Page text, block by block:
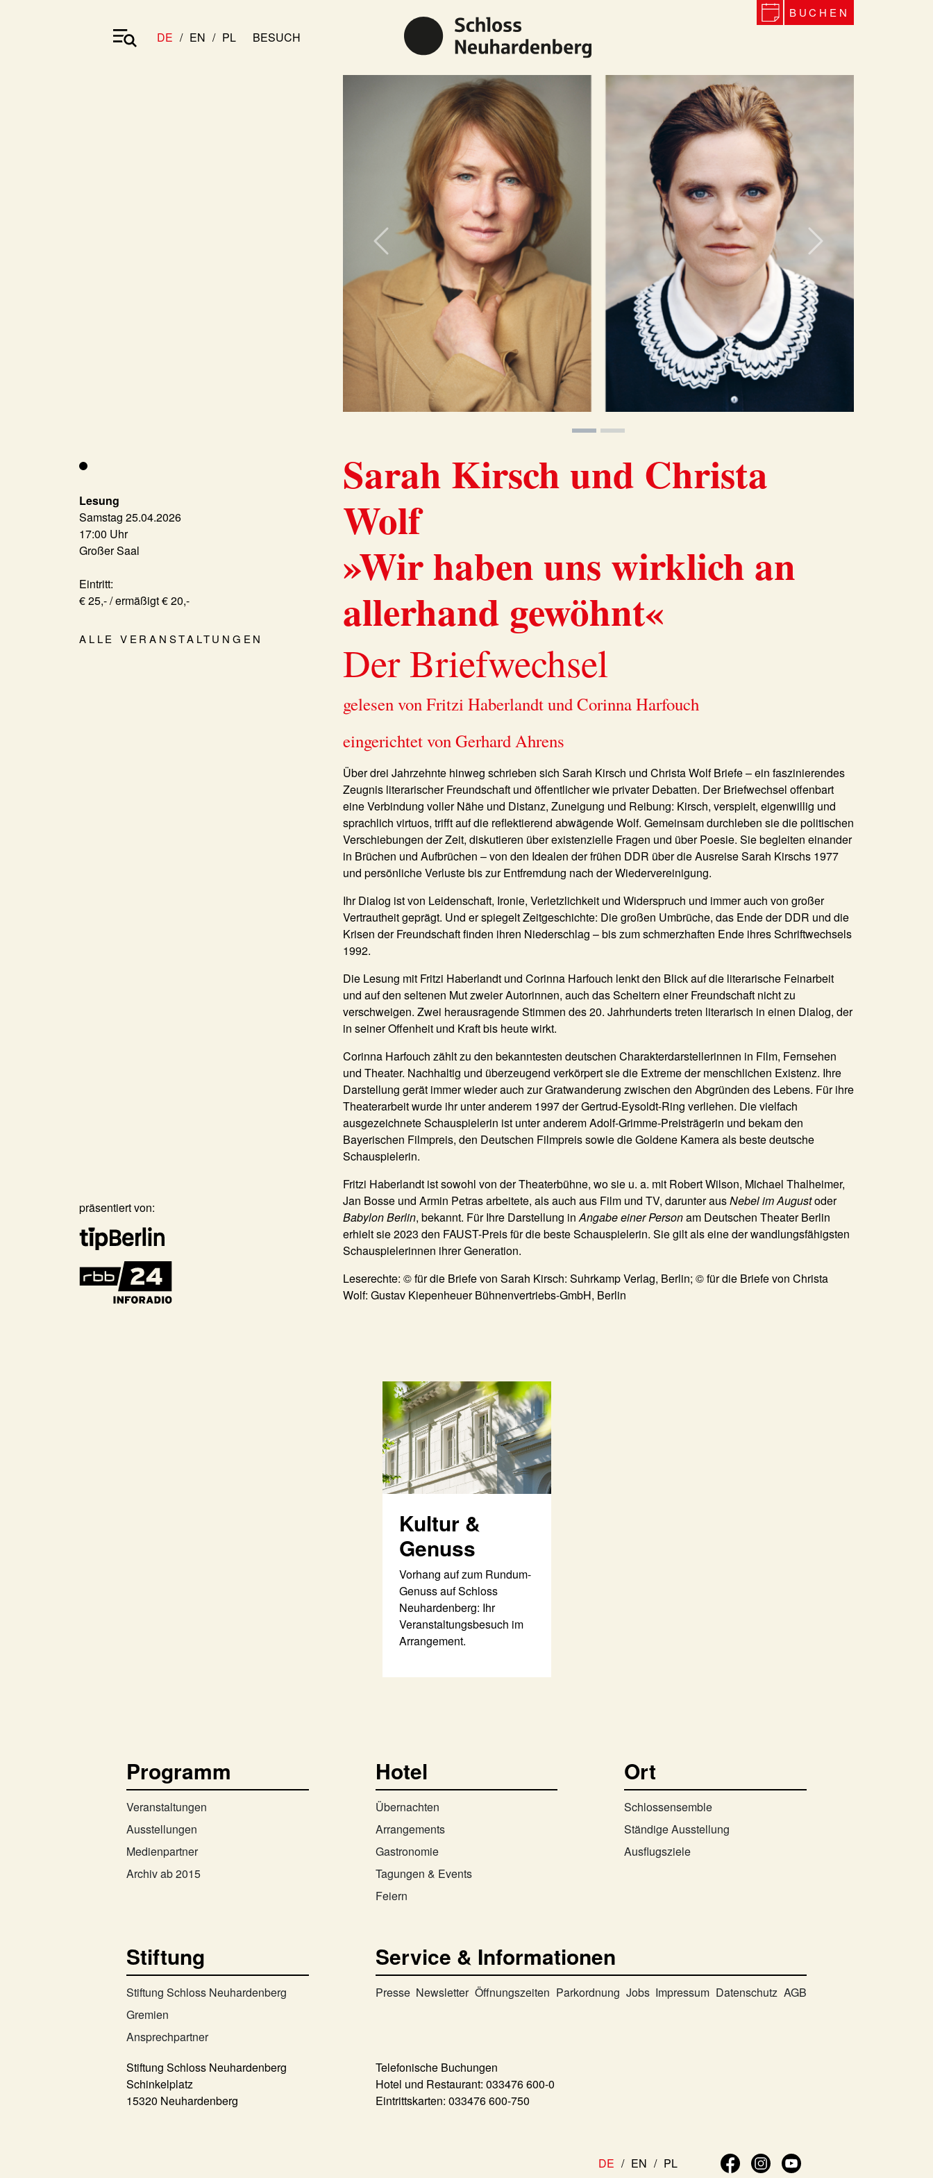
DE EN PL BESUCH
BUCHEN
Previous Next
Lesung
Samstag 25.04.2026
17:00 Uhr
Großer Saal
Eintritt:
€ 25,- / ermäßigt € 20,-
ALLE VERANSTALTUNGEN
präsentiert von:
Sarah Kirsch und Christa
Wolf
»Wir haben uns wirklich an
allerhand gewöhnt«
Der Briefwechsel
gelesen von Fritzi Haberlandt und Corinna Harfouch
eingerichtet von Gerhard Ahrens
Über drei Jahrzehnte hinweg schrieben sich Sarah Kirsch und Christa Wolf Briefe – ein faszinierendes
Zeugnis literarischer Freundschaft und öffentlicher wie privater Debatten. Der Briefwechsel offenbart
eine Verbindung voller Nähe und Distanz, Zuneigung und Reibung: Kirsch, verspielt, eigenwillig und
sprachlich virtuos, trifft auf die reflektierend abwägende Wolf. Gemeinsam durchleben sie die politischen
Verschiebungen der Zeit, diskutieren über existenzielle Fragen und über Poesie. Sie begleiten einander
in Brüchen und Aufbrüchen – von den Idealen der frühen DDR über die Ausreise Sarah Kirschs 1977
und persönliche Verluste bis zur Entfremdung nach der Wiedervereinigung.
Ihr Dialog ist von Leidenschaft, Ironie, Verletzlichkeit und Widerspruch und immer auch von großer
Vertrautheit geprägt. Und er spiegelt Zeitgeschichte: Die großen Umbrüche, das Ende der DDR und die
Krisen der Freundschaft finden ihren Niederschlag – bis zum schmerzhaften Ende ihres Schriftwechsels
1992.
Die Lesung mit Fritzi Haberlandt und Corinna Harfouch lenkt den Blick auf die literarische Feinarbeit
und auf den seltenen Mut zweier Autorinnen, auch das Scheitern einer Freundschaft nicht zu
verschweigen. Zwei herausragende Stimmen des 20. Jahrhunderts treten literarisch in einen Dialog, der
in seiner Offenheit und Kraft bis heute wirkt.
Corinna Harfouch zählt zu den bekanntesten deutschen Charakterdarstellerinnen in Film, Fernsehen
und Theater. Nachhaltig und überzeugend verkörpert sie die Extreme der menschlichen Existenz. Ihre
Darstellung gerät immer wieder auch zur Gratwanderung zwischen den Abgründen des Lebens. Für ihre
Theaterarbeit wurde ihr unter anderem 1997 der Gertrud-Eysoldt-Ring verliehen. Die vielfach
ausgezeichnete Schauspielerin ist unter anderem Adolf-Grimme-Preisträgerin und bekam den
Bayerischen Filmpreis, den Deutschen Filmpreis sowie die Goldene Kamera als beste deutsche
Schauspielerin.
Fritzi Haberlandt ist sowohl von der Theaterbühne, wo sie u. a. mit Robert Wilson, Michael Thalheimer,
Jan Bosse und Armin Petras arbeitete, als auch aus Film und TV, darunter ausNebel im Augustoder
Babylon Berlin, bekannt. Für Ihre Darstellung inAngabe einer Personam Deutschen Theater Berlin
erhielt sie 2023 den FAUST-Preis für die beste Schauspielerin. Sie gilt als eine der wandlungsfähigsten
Schauspielerinnen ihrer Generation.
Leserechte: © für die Briefe von Sarah Kirsch: Suhrkamp Verlag, Berlin; © für die Briefe von Christa
Wolf: Gustav Kiepenheuer Bühnenvertriebs-GmbH, Berlin
Kultur &
Genuss
Vorhang auf zum Rundum-
Genuss auf Schloss
Neuhardenberg: Ihr
Veranstaltungsbesuch im
Arrangement.
Programm
Veranstaltungen
Ausstellungen
Medienpartner
Archiv ab 2015
Hotel
Übernachten
Arrangements
Gastronomie
Tagungen & Events
Feiern
Ort
Schlossensemble
Ständige Ausstellung
Ausflugsziele
Stiftung
Stiftung Schloss Neuhardenberg
Gremien
Ansprechpartner
Service & Informationen
Presse Newsletter Öffnungszeiten Parkordnung Jobs Impressum Datenschutz AGB
Stiftung Schloss Neuhardenberg
Schinkelplatz
15320 Neuhardenberg
Telefonische Buchungen
Hotel und Restaurant: 033476 600-0
Eintrittskarten: 033476 600-750
DE EN PL